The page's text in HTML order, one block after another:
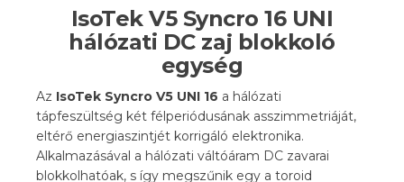
IsoTek V5 Syncro 16 UNI
hálózati DC zaj blokkoló
egység
Az IsoTek Syncro V5 UNI 16 a hálózati
tápfeszültség két félperiódusának asszimmetriáját,
eltérő energiaszintjét korrigáló elektronika.
Alkalmazásával a hálózati váltóáram DC zavarai
blokkolhatóak, s így megszűnik egy a toroid